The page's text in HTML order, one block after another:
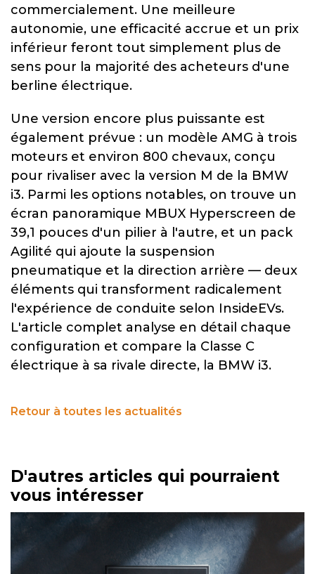
commercialement. Une meilleure
autonomie, une efficacité accrue et un prix
inférieur feront tout simplement plus de
sens pour la majorité des acheteurs d'une
berline électrique.
Une version encore plus puissante est
également prévue : un modèle AMG à trois
moteurs et environ 800 chevaux, conçu
pour rivaliser avec la version M de la BMW
i3. Parmi les options notables, on trouve un
écran panoramique MBUX Hyperscreen de
39,1 pouces d'un pilier à l'autre, et un pack
Agilité qui ajoute la suspension
pneumatique et la direction arrière — deux
éléments qui transforment radicalement
l'expérience de conduite selon InsideEVs.
L'article complet analyse en détail chaque
configuration et compare la Classe C
électrique à sa rivale directe, la BMW i3.
Retour à toutes les actualités
D'autres articles qui pourraient
vous intéresser